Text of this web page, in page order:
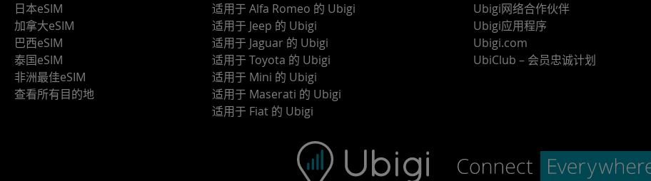
日本eSIM
加拿大eSIM
巴西eSIM
泰国eSIM
非洲最佳eSIM
查看所有目的地
适用于 Alfa Romeo 的 Ubigi
适用于 Jeep 的 Ubigi
适用于 Jaguar 的 Ubigi
适用于 Toyota 的 Ubigi
适用于 Mini 的 Ubigi
适用于 Maserati 的 Ubigi
适用于 Fiat 的 Ubigi
Ubigi网络合作伙伴
Ubigi应用程序
Ubigi.com
UbiClub – 会员忠诚计划